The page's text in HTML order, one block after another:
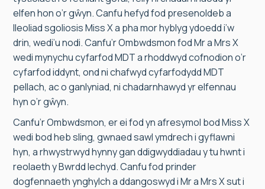
elfen hon o’r gŵyn. Canfu hefyd fod presenoldeb a
lleoliad sgoliosis Miss X a pha mor hyblyg ydoedd i’w
drin, wedi’u nodi. Canfu’r Ombwdsmon fod Mr a Mrs X
wedi mynychu cyfarfod MDT a rhoddwyd cofnodion o’r
cyfarfod iddynt, ond ni chafwyd cyfarfodydd MDT
pellach, ac o ganlyniad, ni chadarnhawyd yr elfennau
hyn o’r gŵyn.
Canfu’r Ombwdsmon, er ei fod yn afresymol bod Miss X
wedi bod heb sling, gwnaed sawl ymdrech i gyflawni
hyn, a rhwystrwyd hynny gan ddigwyddiadau y tu hwnt i
reolaeth y Bwrdd Iechyd. Canfu fod prinder
dogfennaeth ynghylch a ddangoswyd i Mr a Mrs X sut i